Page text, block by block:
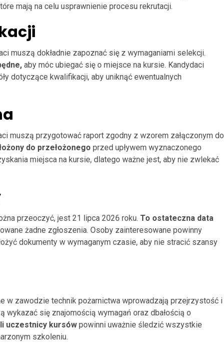
mają na celu usprawnienie procesu rekrutacji.
muszą dokładnie zapoznać się z wymaganiami selekcji.
aby móc ubiegać się o miejsce na kursie. Kandydaci
dotyczące kwalifikacji, aby uniknąć ewentualnych
muszą przygotować raport zgodny z wzorem załączonym do
do przełożonego przed upływem wyznaczonego
miejsca na kursie, dlatego ważne jest, aby nie zwlekać
przeoczyć, jest 21 lipca 2026 roku. To ostateczna data
żadne zgłoszenia. Osoby zainteresowane powinny
dokumenty w wymaganym czasie, aby nie stracić szansy
w zawodzie technik pożarnictwa wprowadzają przejrzystość i
wykazać się znajomością wymagań oraz dbałością o
uczestnicy kursów powinni uważnie śledzić wszystkie
szkoleniu.